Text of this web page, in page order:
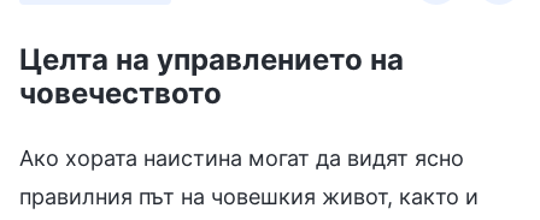
Целта на управлението на
човечеството
Ако хората наистина могат да видят ясно
правилния път на човешкия живот, както и